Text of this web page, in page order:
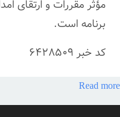
مؤثر مقررات و ارتقای
برنامه است.
کد خبر 6428509
Read more